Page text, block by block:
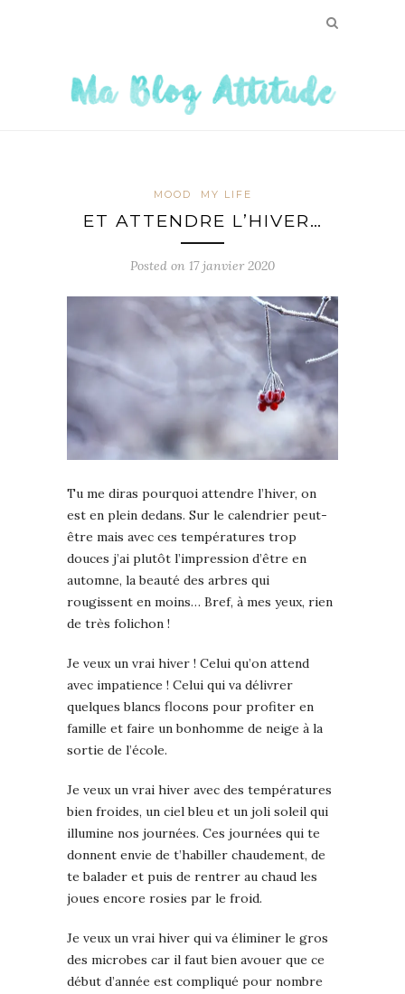
MOOD MY LIFE
ET ATTENDRE L’HIVER…
Posted on 17 janvier 2020
Tu me diras pourquoi attendre l’hiver, on
est en plein dedans. Sur le calendrier peut-
être mais avec ces températures trop
douces j’ai plutôt l’impression d’être en
automne, la beauté des arbres qui
rougissent en moins… Bref, à mes yeux, rien
de très folichon !
Je veux un vrai hiver ! Celui qu’on attend
avec impatience ! Celui qui va délivrer
quelques blancs flocons pour profiter en
famille et faire un bonhomme de neige à la
sortie de l’école.
Je veux un vrai hiver avec des températures
bien froides, un ciel bleu et un joli soleil qui
illumine nos journées. Ces journées qui te
donnent envie de t’habiller chaudement, de
te balader et puis de rentrer au chaud les
joues encore rosies par le froid.
Je veux un vrai hiver qui va éliminer le gros
des microbes car il faut bien avouer que ce
début d’année est compliqué pour nombre